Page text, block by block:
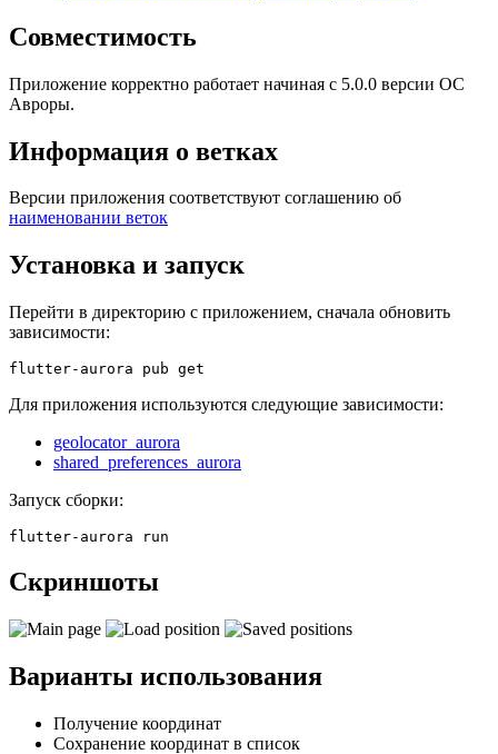
Совместимость
Приложение корректно работает начиная с 5.0.0 версии ОС
Авроры.
Информация о ветках
Версии приложения соответствуют соглашению об
наименовании веток
Установка и запуск
Перейти в директорию с приложением, сначала обновить
зависимости:
Для приложения используются следующие зависимости:
geolocator_aurora
shared_preferences_aurora
Запуск сборки:
Скриншоты
Варианты использования
Получение координат
Сохранение координат в список